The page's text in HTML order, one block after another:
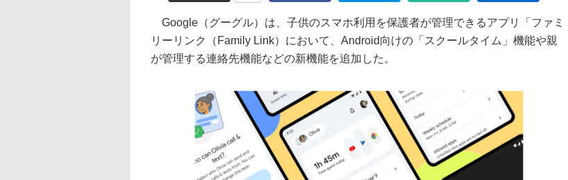
Google（グーグル）は、子供のスマホ利用を保護者が管理できるアプリ「ファミ
リーリンク（Family Link）において、Android向けの「スクールタイム」機能や親
が管理する連絡先機能などの新機能を追加した。